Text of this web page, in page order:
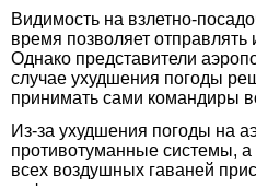
Видимость на взлетно-
время позволяет
Однако представители
случае ухудшения погоды
принимать сами командиры
Из-за ухудшения погоды на
противотуманные системы,
всех воздушных гаваней